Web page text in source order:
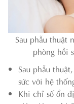
Sau phẫu thuật
phòng hồi
Sau phẫu
sức với hệ
Khi chỉ số ổn